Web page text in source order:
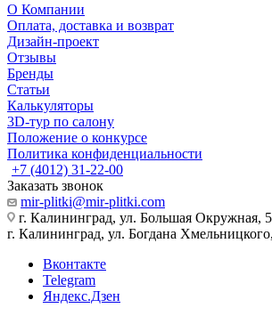
О Компании
Оплата, доставка и возврат
Дизайн-проект
Отзывы
Бренды
Статьи
Калькуляторы
3D-тур по салону
Положение о конкурсе
Политика конфиденциальности
+7 (4012) 31-22-00
Заказать звонок
mir-plitki@mir-plitki.com
г. Калининград, ул. Большая Окружная, 5
г. Калининград, ул. Богдана
Вконтакте
Telegram
Яндекс.Дзен